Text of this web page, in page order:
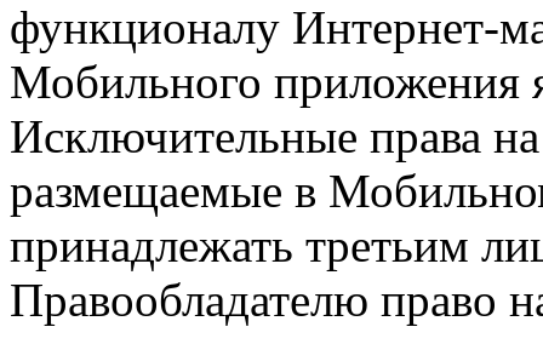
функционалу Интернет-
Мобильного приложения
Исключительные права
размещаемые в
принадлежать третьим
Правообладателю право